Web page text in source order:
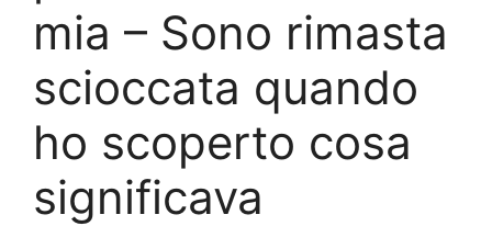
mia – Sono rimasta
scioccata quando
ho scoperto cosa
significava